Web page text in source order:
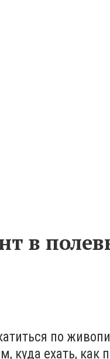
в
по
куда ехать, как